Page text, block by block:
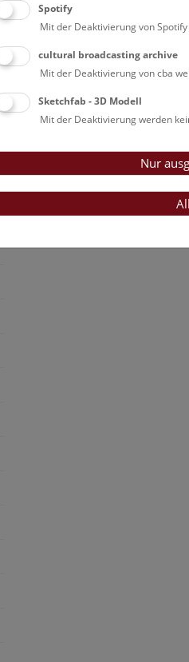
Spotify
Mit der Deaktivierung von
cultural broadcasting archive
Mit der Deaktivierung von cba
Sketchfab - 3D Modell
Mit der Deaktivierung werden
Nur